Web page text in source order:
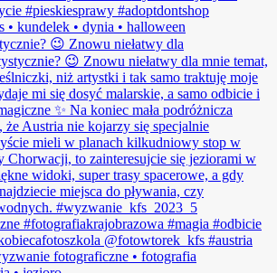
😉 Znowu niełatwy dla